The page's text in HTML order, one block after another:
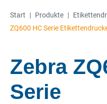
Start | Produkte |
ZQ600 HC Serie
Zebra
Serie